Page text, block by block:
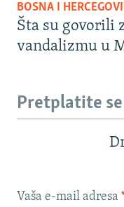
BOSNA I
Šta su govorili
vandalizmu u
Pretplatite
Vaša e-mail adresa